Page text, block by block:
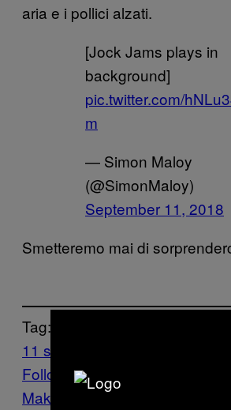
aria e i pollici alzati.
[Jock Jams plays in
background]
pic.twitter.com/
m
— Simon Maloy
(@SimonMaloy)
September 11, 2018
Smetteremo mai di
Tag:
11 settembre
Follow Us On Discover
Make Us Preferred In Top